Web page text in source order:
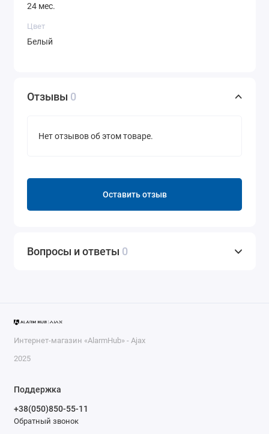
24 мес.
Цвет
Белый
Отзывы 0
Нет отзывов об этом товаре.
Оставить отзыв
Вопросы и ответы 0
Интернет-магазин «AlarmHub» - Ajax
2025
Поддержка
+38(050)850-55-11
Обратный звонок